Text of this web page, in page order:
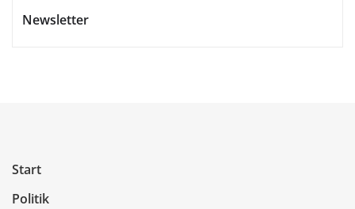
Newsletter
Start
Politik